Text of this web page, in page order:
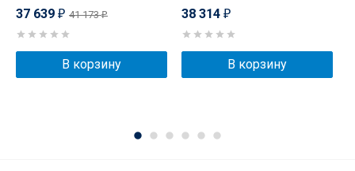
37 639 ₽ 41 173₽
В корзину
38 314 ₽
В корзину